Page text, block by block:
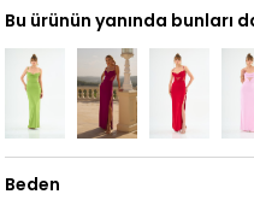
Bu ürünün yanında bunları
Beden